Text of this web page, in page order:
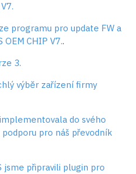
programu pro update FW a
OEM CHIP V7..
3.
výběr zařízení firmy
implementovala do svého
pro náš převodník
jsme připravili plugin pro